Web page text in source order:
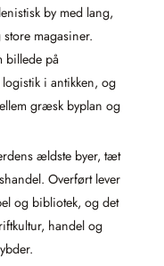
by med lang,
magasiner.
billede på
i antikken, og
græsk byplan og
ældste byer, tæt
Overført lever
og bibliotek, og det
handel og